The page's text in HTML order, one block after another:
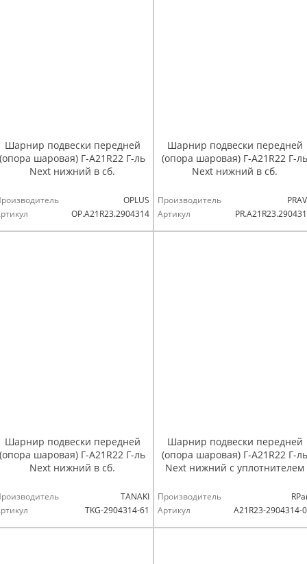
Шарнир подвески передней
(опора шаровая) Г-А21R22 Г-ль
Next нижний в сб.
OPLUS
OP.A21R23.2904314
Шарнир подвески передней
(опора шаровая) Г-А21R22 Г-ль
Next нижний в сб.
Производитель
Артикул
Шарнир подвески передней
(опора шаровая) Г-А21R22 Г-ль
Next нижний в сб.
TANAKI
TKG-2904314-61
Шарнир подвески передней
(опора шаровая) Г-А21R22 Г-ль
Next нижний с уплотнителем
Производитель
Артикул
А21R23-2904314-